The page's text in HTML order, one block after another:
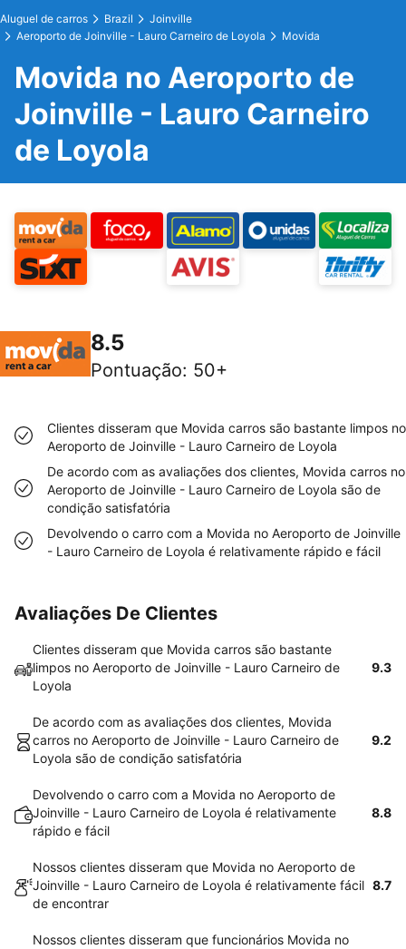
Aluguel de carros Brazil
Joinville
Aeroporto de Joinville - Lauro Carneiro de Loyola
Movida
Movida no Aeroporto de
Joinville - Lauro Carneiro
de Loyola
8.5
Pontuação: 50+
Clientes disseram que Movida carros são bastante limpos no
Aeroporto de Joinville - Lauro Carneiro de Loyola
De acordo com as avaliações dos clientes, Movida carros no
Aeroporto de Joinville - Lauro Carneiro de Loyola são de
condição satisfatória
Devolvendo o carro com a Movida no Aeroporto de Joinville
- Lauro Carneiro de Loyola é relativamente rápido e fácil
Avaliações De Clientes
Clientes disseram que Movida carros são bastante
limpos no Aeroporto de Joinville - Lauro Carneiro de
Loyola
9.3
De acordo com as avaliações dos clientes, Movida
carros no Aeroporto de Joinville - Lauro Carneiro de
Loyola são de condição satisfatória
9.2
Devolvendo o carro com a Movida no Aeroporto de
Joinville - Lauro Carneiro de Loyola é relativamente
rápido e fácil
8.8
Nossos clientes disseram que Movida no Aeroporto de
Joinville - Lauro Carneiro de Loyola é relativamente fácil
de encontrar
8.7
Nossos clientes disseram que funcionários Movida no